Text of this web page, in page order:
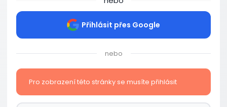
Přihlásit přes Google
nebo
Pro zobrazení této stránky se musíte přihlásit